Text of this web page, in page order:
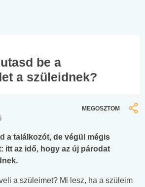
be a
a szüleidnek?
MEGOSZTOM
a találkozót, de végül mégis
itt az idő, hogy az új párodat
a szüleimet? Mi lesz, ha a szüleim